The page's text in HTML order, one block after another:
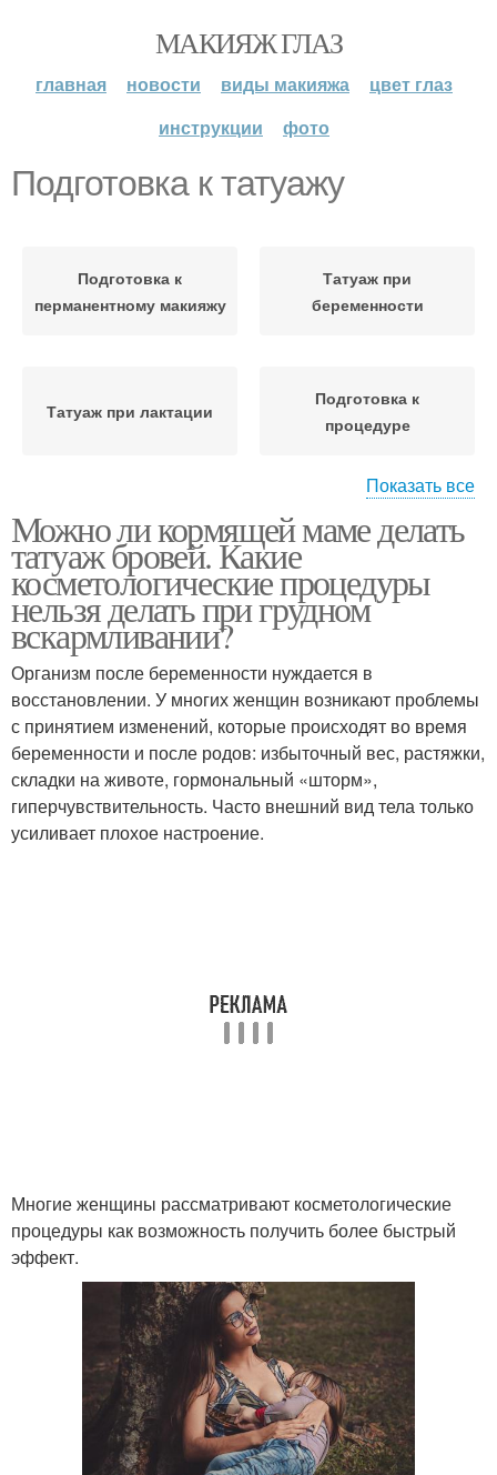
МАКИЯЖ ГЛАЗ
главная новости виды макияжа
цвет глаз
инструкции
фото
Подготовка к татуажу
Подготовка к
перманентному макияжу
Татуаж при
беременности
Татуаж при лактации
Подготовка к
процедуре
татуажу
татуажа
Мануальный татуаж
татуажем
Подготовка перед
процедурой
Подготовки к татуажу
Рекомендации перед
Показать все
Можно ли кормящей маме делать
татуаж бровей. Какие
косметологические процедуры
нельзя делать при грудном
вскармливании?
Организм после беременности нуждается в
восстановлении. У многих женщин возникают проблемы
с принятием изменений, которые происходят во время
беременности и после родов: избыточный вес, растяжки,
складки на животе, гормональный «шторм»,
гиперчувствительность. Часто внешний вид тела только
усиливает плохое настроение.
Многие женщины рассматривают косметологические
процедуры как возможность получить более быстрый
эффект.